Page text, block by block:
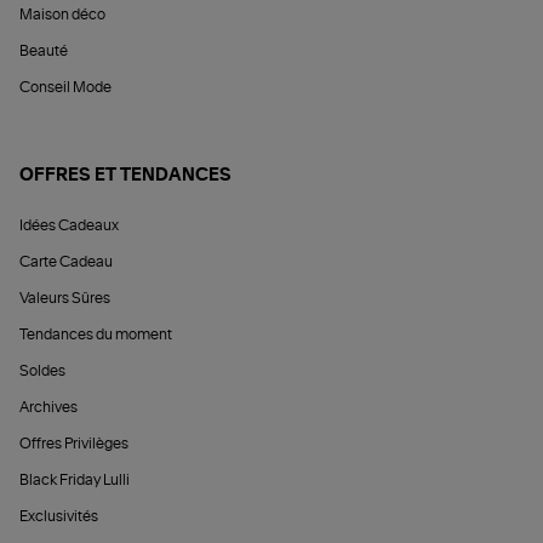
Maison déco
Beauté
Conseil Mode
OFFRES ET TENDANCES
Idées Cadeaux
Carte Cadeau
Valeurs Sûres
Tendances du moment
Soldes
Archives
Offres Privilèges
Black Friday Lulli
Exclusivités